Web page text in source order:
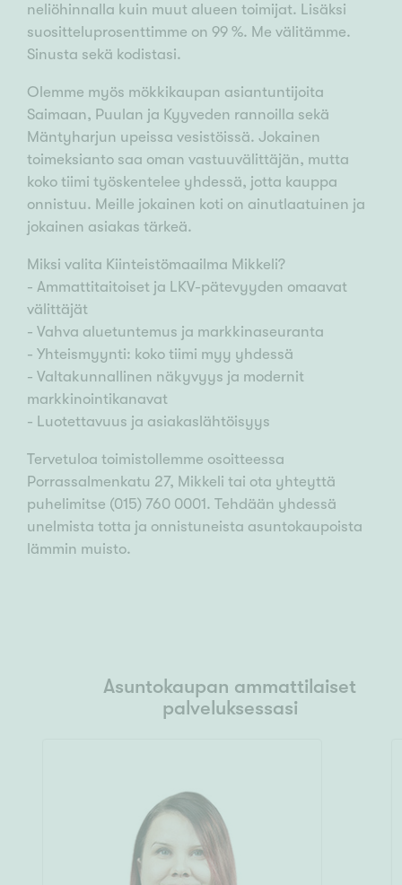
neliöhinnalla kuin muut alueen toimijat. Lisäksi
suositteluprosenttimme on 99 %. Me välitämme.
Sinusta sekä kodistasi.
Olemme myös mökkikaupan asiantuntijoita
Saimaan, Puulan ja Kyyveden rannoilla sekä
Mäntyharjun upeissa vesistöissä. Jokainen
toimeksianto saa oman vastuuvälittäjän, mutta
koko tiimi työskentelee yhdessä, jotta kauppa
onnistuu. Meille jokainen koti on ainutlaatuinen ja
jokainen asiakas tärkeä.
Miksi valita Kiinteistömaailma Mikkeli?
- Ammattitaitoiset ja LKV-pätevyyden omaavat
välittäjät
- Vahva aluetuntemus ja markkinaseuranta
- Yhteismyynti: koko tiimi myy yhdessä
- Valtakunnallinen näkyvyys ja modernit
markkinointikanavat
- Luotettavuus ja asiakaslähtöisyys
Tervetuloa toimistollemme osoitteessa
Porrassalmenkatu 27, Mikkeli tai ota yhteyttä
puhelimitse (015) 760 0001. Tehdään yhdessä
unelmista totta ja onnistuneista asuntokaupoista
lämmin muisto.
Asuntokaupan ammattilaiset
palveluksessasi